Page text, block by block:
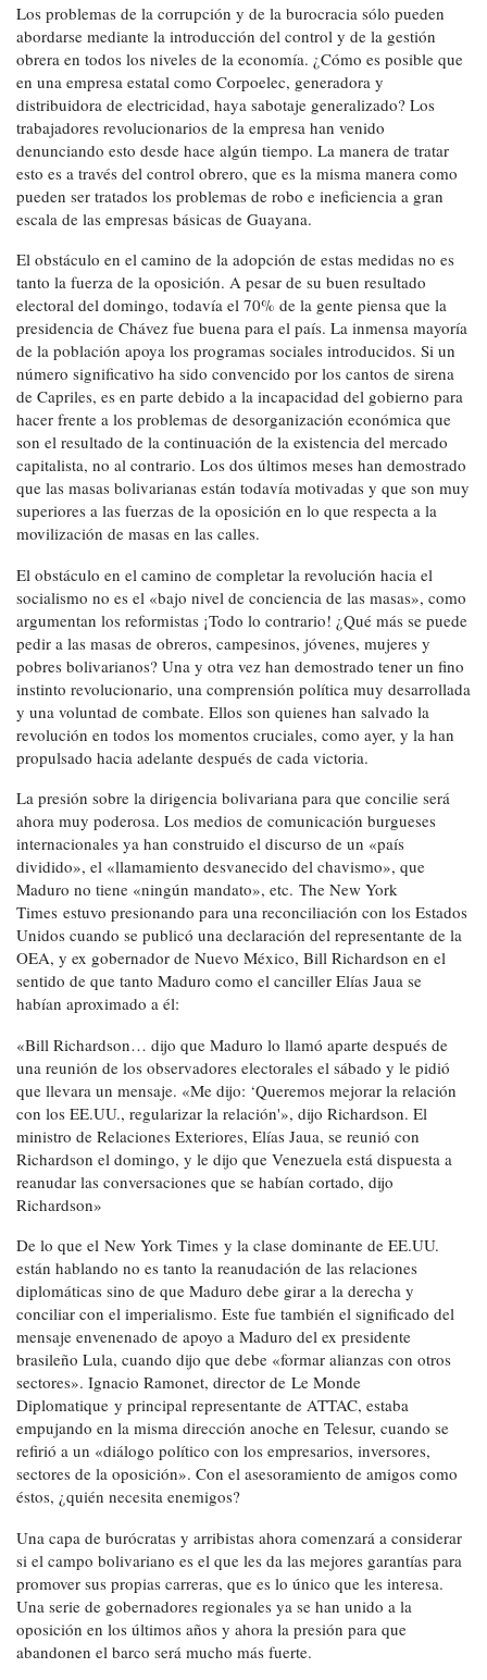
Los problemas de la corrupción y de la burocracia sólo pueden
abordarse mediante la introducción del control y de la gestión
obrera en todos los niveles de la economía. ¿Cómo es posible que
en una empresa estatal como Corpoelec, generadora y
distribuidora de electricidad, haya sabotaje generalizado? Los
trabajadores revolucionarios de la empresa han venido
denunciando esto desde hace algún tiempo. La manera de tratar
esto es a través del control obrero, que es la misma manera como
pueden ser tratados los problemas de robo e ineficiencia a gran
escala de las empresas básicas de Guayana.
El obstáculo en el camino de la adopción de estas medidas no es
tanto la fuerza de la oposición. A pesar de su buen resultado
electoral del domingo, todavía el 70% de la gente piensa que la
presidencia de Chávez fue buena para el país. La inmensa mayoría
de la población apoya los programas sociales introducidos. Si un
número significativo ha sido convencido por los cantos de sirena
de Capriles, es en parte debido a la incapacidad del gobierno para
hacer frente a los problemas de desorganización económica que
son el resultado de la continuación de la existencia del mercado
capitalista, no al contrario. Los dos últimos meses han demostrado
que las masas bolivarianas están todavía motivadas y que son muy
superiores a las fuerzas de la oposición en lo que respecta a la
movilización de masas en las calles.
El obstáculo en el camino de completar la revolución hacia el
socialismo no es el «bajo nivel de conciencia de las masas», como
argumentan los reformistas ¡Todo lo contrario! ¿Qué más se puede
pedir a las masas de obreros, campesinos, jóvenes, mujeres y
pobres bolivarianos? Una y otra vez han demostrado tener un fino
instinto revolucionario, una comprensión política muy desarrollada
y una voluntad de combate. Ellos son quienes han salvado la
revolución en todos los momentos cruciales, como ayer, y la han
propulsado hacia adelante después de cada victoria.
La presión sobre la dirigencia bolivariana para que concilie será
ahora muy poderosa. Los medios de comunicación burgueses
internacionales ya han construido el discurso de un «país
dividido», el «llamamiento desvanecido del chavismo», que
Maduro no tiene «ningún mandato», etc. The New York
Times estuvo presionando para una reconciliación con los Estados
Unidos cuando se publicó una declaración del representante de la
OEA, y ex gobernador de Nuevo México, Bill Richardson en el
sentido de que tanto Maduro como el canciller Elías Jaua se
habían aproximado a él:
«Bill Richardson… dijo que Maduro lo llamó aparte después de
una reunión de los observadores electorales el sábado y le pidió
que llevara un mensaje. «Me dijo: ‘Queremos mejorar la relación
con los EE.UU., regularizar la relación'», dijo Richardson. El
ministro de Relaciones Exteriores, Elías Jaua, se reunió con
Richardson el domingo, y le dijo que Venezuela está dispuesta a
reanudar las conversaciones que se habían cortado, dijo
Richardson»
De lo que el New York Times y la clase dominante de EE.UU.
están hablando no es tanto la reanudación de las relaciones
diplomáticas sino de que Maduro debe girar a la derecha y
conciliar con el imperialismo. Este fue también el significado del
mensaje envenenado de apoyo a Maduro del ex presidente
brasileño Lula, cuando dijo que debe «formar alianzas con otros
sectores». Ignacio Ramonet, director de Le Monde
Diplomatique y principal representante de ATTAC, estaba
empujando en la misma dirección anoche en Telesur, cuando se
refirió a un «diálogo político con los empresarios, inversores,
sectores de la oposición». Con el asesoramiento de amigos como
éstos, ¿quién necesita enemigos?
Una capa de burócratas y arribistas ahora comenzará a considerar
si el campo bolivariano es el que les da las mejores garantías para
promover sus propias carreras, que es lo único que les interesa.
Una serie de gobernadores regionales ya se han unido a la
oposición en los últimos años y ahora la presión para que
abandonen el barco será mucho más fuerte.